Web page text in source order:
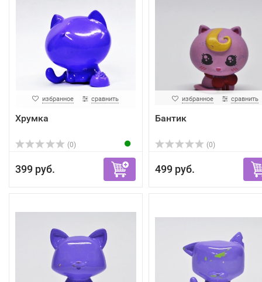
избранное сравнить
Хрумка
(0)
399 руб.
избранное сравнить
Бантик
(0)
499 руб.